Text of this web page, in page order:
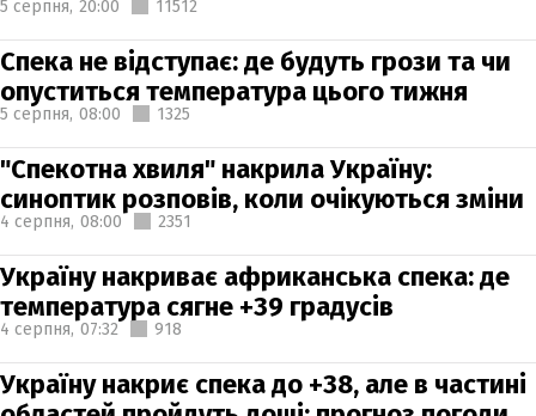
5 серпня, 20:00 11512
Спека не відступає: де будуть грози та чи
опуститься температура цього тижня
5 серпня, 08:00 1325
"Спекотна хвиля" накрила Україну:
синоптик розповів, коли очікуються зміни
4 серпня, 08:00 2351
Україну накриває африканська спека: де
температура сягне +39 градусів
4 серпня, 07:32 918
Україну накриє спека до +38, але в частині